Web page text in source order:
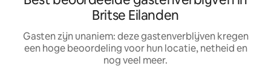
Britse Eilanden
Gasten zijn unaniem: deze gastenverblijven kregen
een hoge beoordeling voor hun locatie, netheid en
nog veel meer.